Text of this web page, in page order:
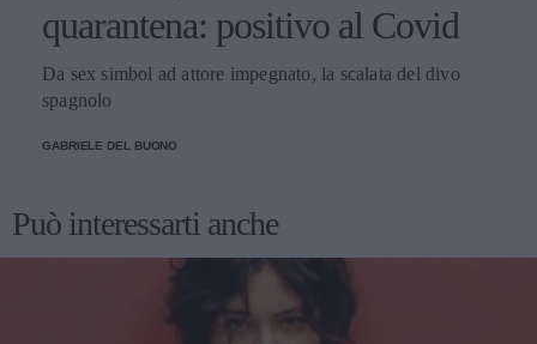
quarantena: positivo al Covid
Da sex simbol ad attore impegnato, la scalata del divo
spagnolo
GABRIELE DEL BUONO
Può interessarti anche